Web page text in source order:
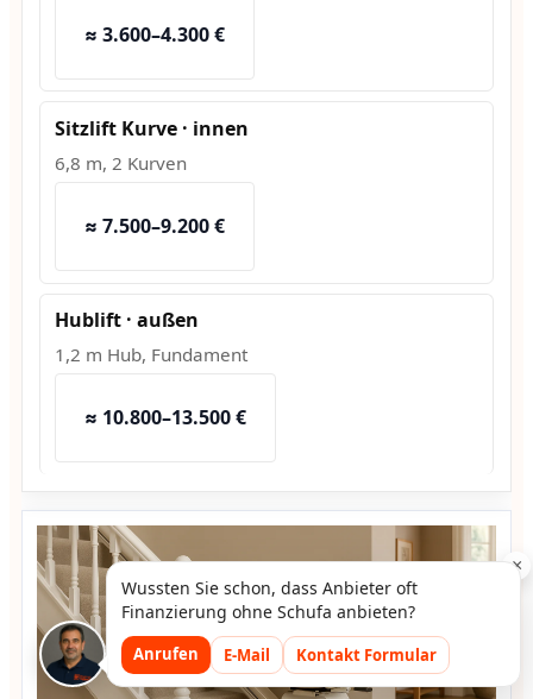
≈ 3.600–4.300 €
Sitzlift Kurve · innen
6,8 m, 2 Kurven
≈ 7.500–9.200 €
Hublift · außen
1,2 m Hub, Fundament
≈ 10.800–13.500 €
×
Wussten Sie schon, dass Anbieter oft
Finanzierung ohne Schufa anbieten?
Anrufen E-Mail Kontakt Formular